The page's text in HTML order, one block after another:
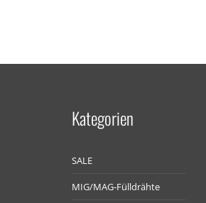
Kategorien
SALE
MIG/MAG-Fülldrähte